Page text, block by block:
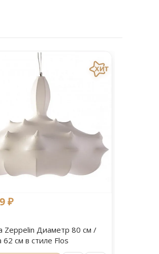
₽
Zeppelin Диаметр 80 см /
62 см в стиле Flos